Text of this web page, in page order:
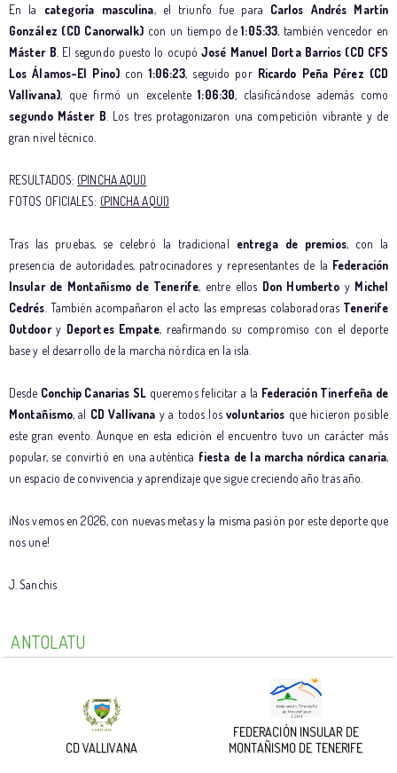
En la categoría masculina, el triunfo fue para Carlos Andrés Martín
González (CD Canorwalk) con un tiempo de1:05:33, también vencedor en
Máster B . El segundo puesto lo ocupóJosé Manuel Dorta Barrios (CD CFS
Los Álamos-El Pino)con1:06:23, seguido por Ricardo Peña Pérez (CD
Vallivana), que firmó un excelente1:06:30, clasificándose además como
segundo Máster B . Los tres protagonizaron una competición vibrante y de
gran nivel técnico.
RESULTADOS: (PINCHA AQUI)
FOTOS OFICIALES: (PINCHA AQUI)
Tras las pruebas, se celebró la tradicional entrega de premios, con la
presencia de autoridades, patrocinadores y representantes de la Federación
Insular de Montañismo de Tenerife, entre ellos Don Humberto y Michel
Cedrés . También acompañaron el acto las empresas colaboradoras Tenerife
Outdoory Deportes Empate, reafirmando su compromiso con el deporte
base y el desarrollo de la marcha nórdica en la isla.
Desde Conchip Canarias SL queremos felicitar a la Federación Tinerfeña de
Montañismo, al CD Vallivana y a todos losvoluntarios que hicieron posible
este gran evento. Aunque en esta edición el encuentro tuvo un carácter más
popular, se convirtió en una auténtica fiesta de la marcha nórdica canaria,
un espacio de convivencia y aprendizaje que sigue creciendo año tras año.
¡Nos vemos en 2026, con nuevas metas y la misma pasión por este deporte que
nos une!
J. Sanchis
ANTOLATU
CD VALLIVANA
FEDERACIÓN INSULAR DE
MONTAÑISMO DE TENERIFE